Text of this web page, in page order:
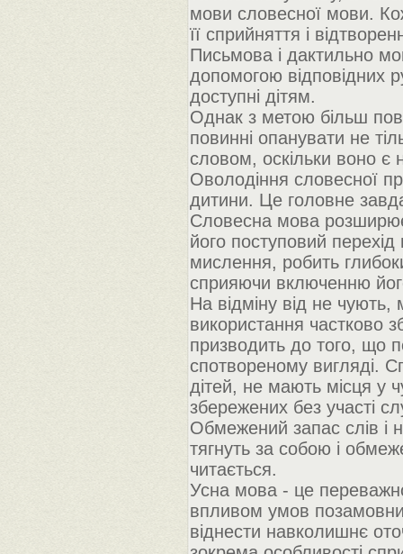
мови словесної мови.
її сприйняття і
Письмова і дактильно
допомогою відповідних
доступні дітям.
Однак з метою більш
повинні опанувати не
словом, оскільки воно є
Оволодіння словесної
дитини. Це головне
Словесна мова розширює
його поступовий
мислення, робить
сприяючи включенню
На відміну від не
використання частково
призводить до того, що
спотвореному вигляді.
дітей, не мають місця у
збережених без участі
Обмежений запас слів і
тягнуть за собою і
читається.
Усна мова - це
впливом умов
віднести навколишнє